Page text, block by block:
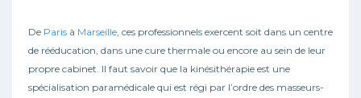
De Paris à Marseille, ces professionnels exercent soit dans un centre
de rééducation, dans une cure thermale ou encore au sein de leur
propre cabinet. Il faut savoir que la kinésithérapie est une
spécialisation paramédicale qui est régi par l’ordre des masseurs-